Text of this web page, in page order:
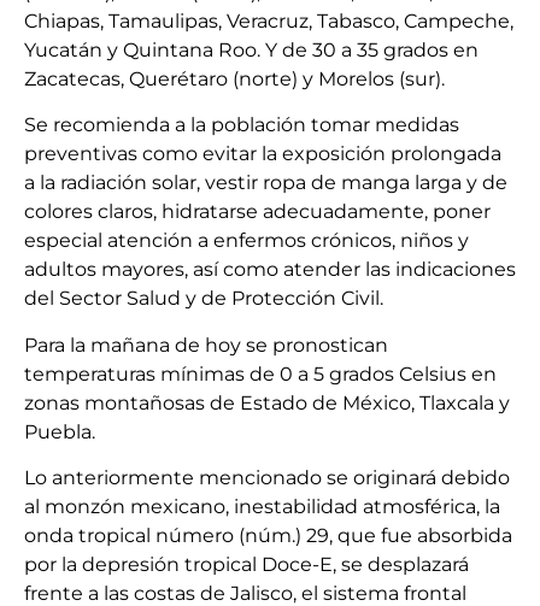
Chiapas, Tamaulipas, Veracruz, Tabasco, Campeche,
Yucatán y Quintana Roo. Y de 30 a 35 grados en
Zacatecas, Querétaro (norte) y Morelos (sur).
Se recomienda a la población tomar medidas
preventivas como evitar la exposición prolongada
a la radiación solar, vestir ropa de manga larga y de
colores claros, hidratarse adecuadamente, poner
especial atención a enfermos crónicos, niños y
adultos mayores, así como atender las indicaciones
del Sector Salud y de Protección Civil.
Para la mañana de hoy se pronostican
temperaturas mínimas de 0 a 5 grados Celsius en
zonas montañosas de Estado de México, Tlaxcala y
Puebla.
Lo anteriormente mencionado se originará debido
al monzón mexicano, inestabilidad atmosférica, la
onda tropical número (núm.) 29, que fue absorbida
por la depresión tropical Doce-E, se desplazará
frente a las costas de Jalisco, el sistema frontal